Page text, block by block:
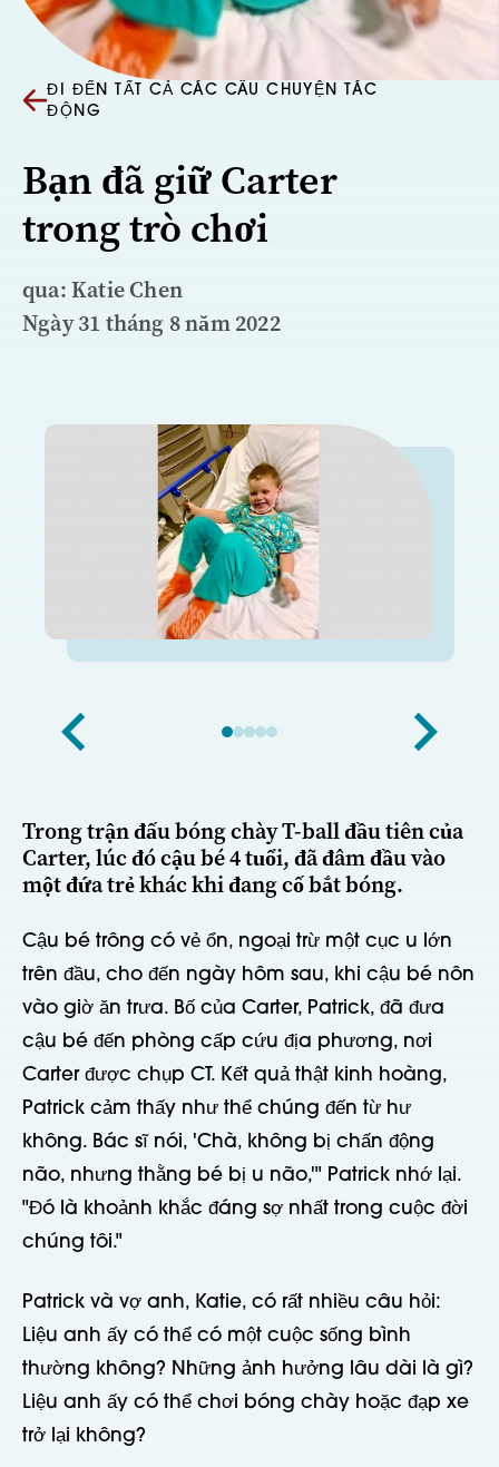
ĐI ĐẾN TẤT CẢ CÁC CÂU CHUYỆN TÁC
ĐỘNG
Bạn đã giữ Carter
trong trò chơi
qua: Katie Chen
Ngày 31 tháng 8 năm 2022
Trong trận đấu bóng chày T-ball đầu tiên của
Carter, lúc đó cậu bé 4 tuổi, đã đâm đầu vào
một đứa trẻ khác khi đang cố bắt bóng.
Cậu bé trông có vẻ ổn, ngoại trừ một cục u lớn
trên đầu, cho đến ngày hôm sau, khi cậu bé nôn
vào giờ ăn trưa. Bố của Carter, Patrick, đã đưa
cậu bé đến phòng cấp cứu địa phương, nơi
Carter được chụp CT. Kết quả thật kinh hoàng,
Patrick cảm thấy như thể chúng đến từ hư
không. Bác sĩ nói, 'Chà, không bị chấn động
não, nhưng thằng bé bị u não,'" Patrick nhớ lại.
"Đó là khoảnh khắc đáng sợ nhất trong cuộc đời
chúng tôi."
Patrick và vợ anh, Katie, có rất nhiều câu hỏi:
Liệu anh ấy có thể có một cuộc sống bình
thường không? Những ảnh hưởng lâu dài là gì?
Liệu anh ấy có thể chơi bóng chày hoặc đạp xe
trở lại không?